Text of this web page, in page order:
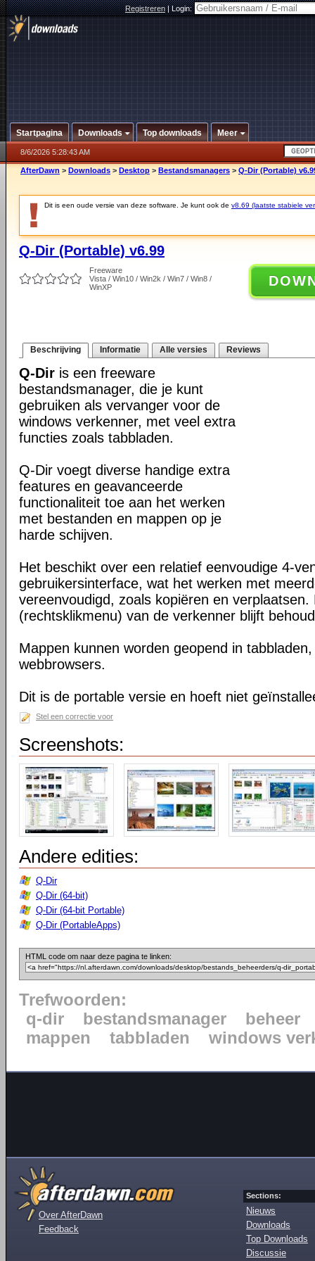
Registreren|Login:
Startpagina Downloads Top downloads Meer
8/6/2026 5:28:43 AM
AfterDawn > Downloads > Desktop > Bestandsmanagers > Q-Dir (Portable)
Dit is een oude versie van deze software. Je kunt ook de v8.69 (laatste stabiele
Q-Dir (Portable) v6.99
Freeware
Vista / Win10 / Win2k / Win7 / Win8 /
WinXP
Beschrijving Informatie Alle versies Reviews
Q-Dir is een freeware
bestandsmanager, die je kunt
gebruiken als vervanger voor de
windows verkenner, met veel extra
functies zoals tabbladen.
Q-Dir voegt diverse handige extra
features en geavanceerde
functionaliteit toe aan het werken
met bestanden en mappen op je
harde schijven.
Het beschikt over een relatief eenvoudige 4-
gebruikersinterface, wat het werken met
vereenvoudigd, zoals kopiëren en
(rechtsklikmenu) van de verkenner blijft
Mappen kunnen worden geopend in
webbrowsers.
Dit is de portable versie en hoeft niet
Stel een correctie voor
Screenshots:
Andere edities:
Q-Dir
Q-Dir (64-bit)
Q-Dir (64-bit Portable)
Q-Dir (PortableApps)
HTML code om naar deze pagina te linken:
Trefwoorden:
q-dir
bestandsmanager
beheer
mappen
tabbladen windows
Over AfterDawn
Feedback
Sections:
Nieuws
Downloads
Top Downloads
Discussie